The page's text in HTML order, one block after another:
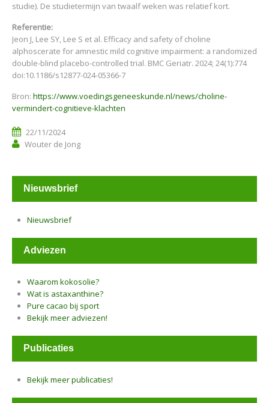
studie). De studietermijn van twaalf weken was relatief kort.
Referentie:
Jeon J, Lee SY, Lee S et al. Efficacy and safety of choline
alphoscerate for amnestic mild cognitive impairment: a randomized
double-blind placebo-controlled trial. BMC Geriatr. 2024; 24(1):774
doi:10.1186/s12877-024-05366-7
Bron: https://www.voedingsgeneeskunde.nl/news/choline-
vermindert-cognitieve-klachten
22/11/2024
Wouter de Jong
Nieuwsbrief
Nieuwsbrief
Adviezen
Waarom kokosolie?
Wat is astaxanthine?
Pure cacao bij sport
Bekijk meer adviezen!
Publicaties
Bekijk meer publicaties!